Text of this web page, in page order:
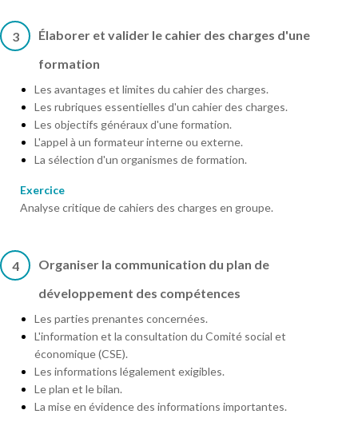
3
Élaborer et valider le cahier des charges d'une
formation
Les avantages et limites du cahier des charges.
Les rubriques essentielles d'un cahier des charges.
Les objectifs généraux d'une formation.
L'appel à un formateur interne ou externe.
La sélection d'un organismes de formation.
Exercice
Analyse critique de cahiers des charges en groupe.
4
Organiser la communication du plan de
développement des compétences
Les parties prenantes concernées.
L'information et la consultation du Comité social et
économique (CSE).
Les informations légalement exigibles.
Le plan et le bilan.
La mise en évidence des informations importantes.